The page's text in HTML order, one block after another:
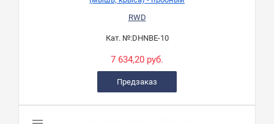
RWD
Кат. №:DHNBE-10
7 634,20 руб.
Предзаказ